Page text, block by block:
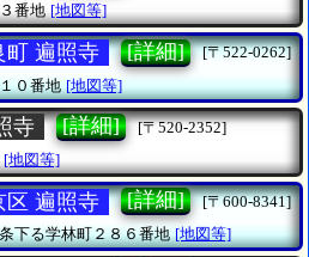
番地 [地図等]
町 遍照寺 [詳細]
[〒522-0262]
０番地 [地図等]
寺 [詳細]
[〒520-2352]
[地図等]
区 遍照寺 [詳細]
[〒600-8341]
下る学林町２８６番地 [地図等]